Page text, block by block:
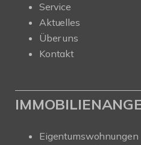
Service
Aktuelles
Über uns
Kontakt
Eigentumswohnungen